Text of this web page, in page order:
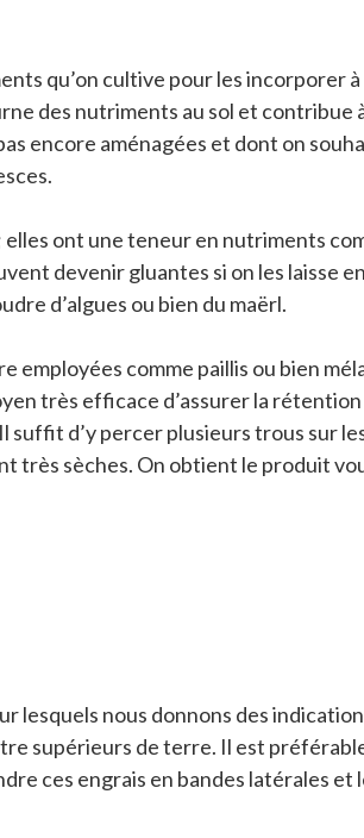
qu’on cultive pour les
des nutriments au sol et contribue
encore aménagées et dont on
ont une teneur en nutriments
devenir gluantes si on les laisse
d’algues ou bien du maërl.
employées comme paillis ou bien
très efficace d’assurer la
suffit d’y percer plusieurs trous sur
très sèches. On obtient le produit
lesquels nous donnons des
supérieurs de terre. Il est
ces engrais en bandes latérales